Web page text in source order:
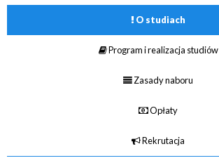
O studiach
Program i realizacja studiów
Zasady naboru
Opłaty
Rekrutacja